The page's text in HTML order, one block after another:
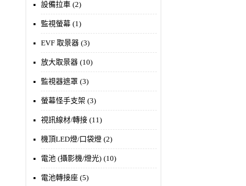
設備拉車 (2)
監視螢幕 (1)
EVF 取景器 (3)
放大取景器 (10)
監視器遮罩 (3)
螢幕怪手支架 (3)
視訊線材/轉接 (11)
機頂LED燈/口袋燈 (2)
電池 (攝影機/燈光) (10)
電池轉接座 (5)